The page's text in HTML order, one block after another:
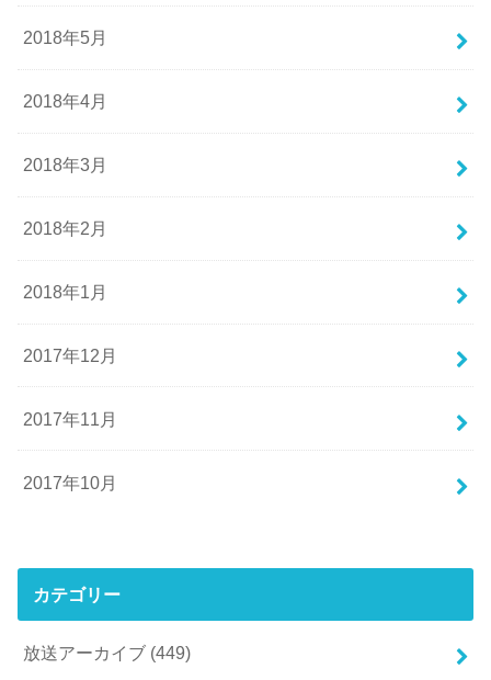
2018年5月
2018年4月
2018年3月
2018年2月
2018年1月
2017年12月
2017年11月
2017年10月
カテゴリー
放送アーカイブ (449)